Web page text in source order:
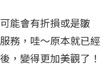
能會有折損或是皺
務，哇～原本就已經
，變得更加美觀了！